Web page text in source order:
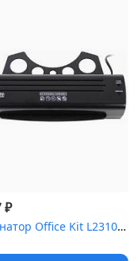
₽
Ламинатор Office Kit L2310 A4 2x125 (80-125)мкм 30см/мин 2/лам.фо...